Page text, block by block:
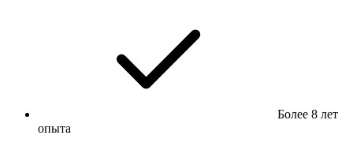
Более 8 лет
опыта